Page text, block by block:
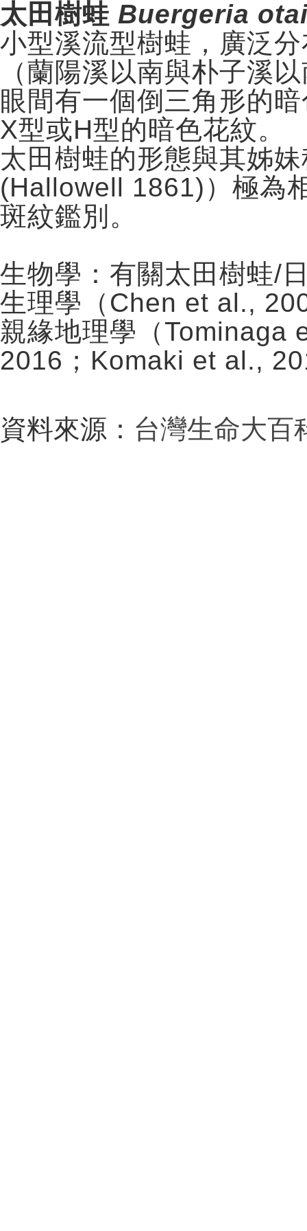
太田樹蛙 Buergeria
小型溪流型樹蛙，廣泛
（蘭陽溪以南與朴子溪
眼間有一個倒三角形的
X型或H型的暗色花紋。
太田樹蛙的形態與其姊
(Hallowell 1861)）極為
斑紋鑑別。
生物學：有關太田樹蛙/
生理學（Chen et al.,
親緣地理學（Tominaga
2016；Komaki et al.,
資料來源： 台灣生命大百